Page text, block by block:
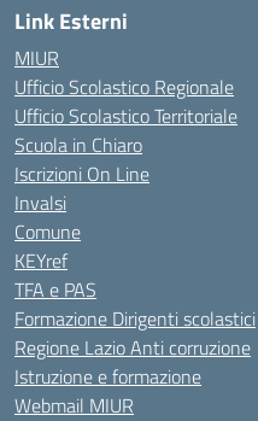
Link Esterni
MIUR
Ufficio Scolastico Regionale
Ufficio Scolastico Territoriale
Scuola in Chiaro
Iscrizioni On Line
Invalsi
Comune
KEYref
TFA e PAS
Formazione Dirigenti scolastici
Regione Lazio Anti corruzione
Istruzione e formazione
Webmail MIUR